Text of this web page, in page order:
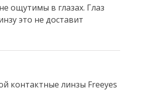
ощутимы в глазах. Глаз
это не доставит
контактные линзы Freeyes